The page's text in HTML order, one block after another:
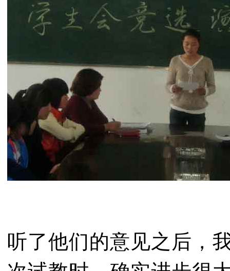
听了他们的意见之后，